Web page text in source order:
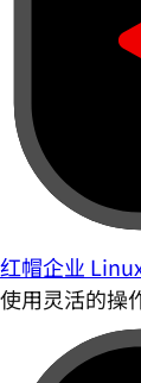
红帽企业
使用灵活的操